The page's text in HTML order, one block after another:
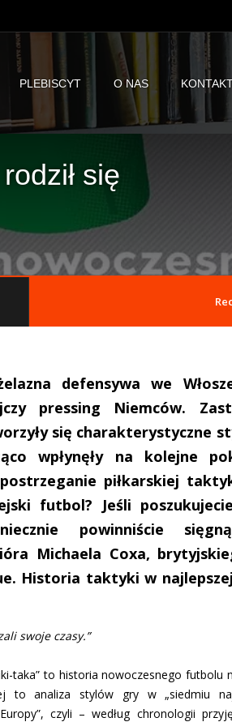
PLEBISCYT O NAS
się
defensywa we
pressing Niemców.
się charakterystyczne
wpłynęły na kolejne
piłkarskiej
futbol? Jeśli
powinniście
Michaela Coxa,
Historia taktyki w
swoje czasy.”
taka” to historia nowoczesnego futbolu
to analiza stylów gry w „siedmiu
czyli – według chronologii